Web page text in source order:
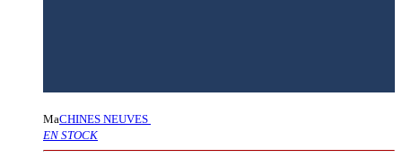
MaCHINES NEUVES
EN STOCK